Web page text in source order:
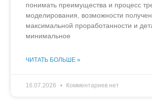
понимать преимущества и процесс
моделирования, возможности
максимальной проработанности и
минимальное
ЧИТАТЬ БОЛЬШЕ »
16.07.2026 Комментариев нет